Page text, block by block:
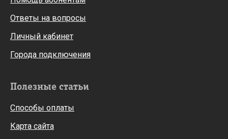
Ответы на вопросы
Личный кабинет
Города подключения
Полезные статьи
Способы оплаты
Карта сайта